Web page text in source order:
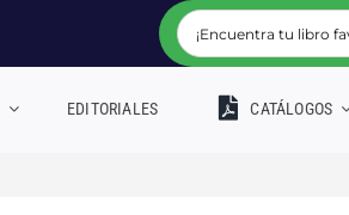
EDITORIALES CATÁLOGOS